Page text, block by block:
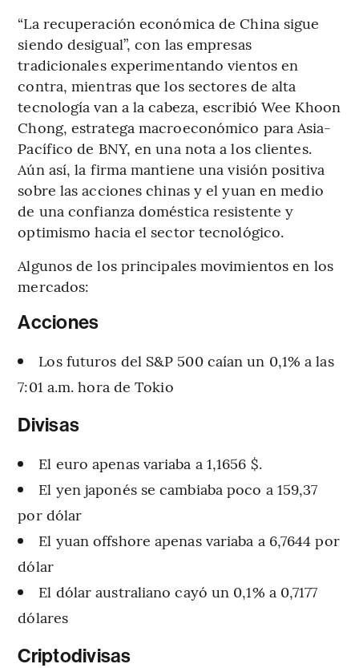
“La recuperación económica de China sigue
siendo desigual”, con las empresas
tradicionales experimentando vientos en
contra, mientras que los sectores de alta
tecnología van a la cabeza, escribió Wee Khoon
Chong, estratega macroeconómico para Asia-
Pacífico de BNY, en una nota a los clientes.
Aún así, la firma mantiene una visión positiva
sobre las acciones chinas y el yuan en medio
de una confianza doméstica resistente y
optimismo hacia el sector tecnológico.
Algunos de los principales movimientos en los
mercados:
Acciones
Los futuros del S&P 500 caían un 0,1% a las
7:01 a.m. hora de Tokio
Divisas
El euro apenas variaba a 1,1656 $.
El yen japonés se cambiaba poco a 159,37
por dólar
El yuan offshore apenas variaba a 6,7644 por
dólar
El dólar australiano cayó un 0,1% a 0,7177
dólares
Criptodivisas